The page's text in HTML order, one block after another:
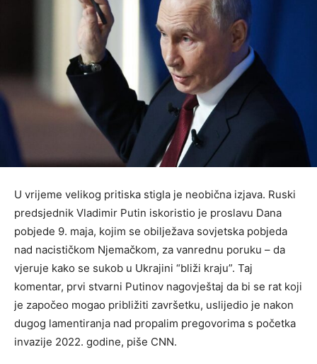
U vrijeme velikog pritiska stigla je neobična izjava. Ruski
predsjednik Vladimir Putin iskoristio je proslavu Dana
pobjede 9. maja, kojim se obilježava sovjetska pobjeda
nad nacističkom Njemačkom, za vanrednu poruku – da
vjeruje kako se sukob u Ukrajini “bliži kraju”. Taj
komentar, prvi stvarni Putinov nagovještaj da bi se rat koji
je započeo mogao približiti završetku, uslijedio je nakon
dugog lamentiranja nad propalim pregovorima s početka
invazije 2022. godine, piše CNN.